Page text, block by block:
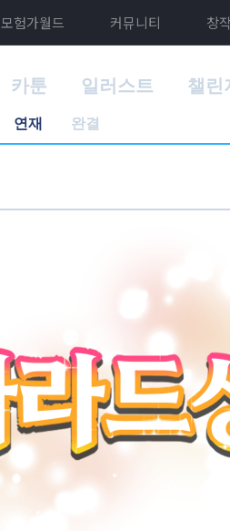
모험가월드 커뮤니티 창
카툰
연재 완결
일러스트 챌린